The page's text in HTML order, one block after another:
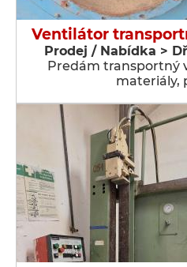
Ventilátor
Prodej / Nabídka >
Predám transportný
materiály,